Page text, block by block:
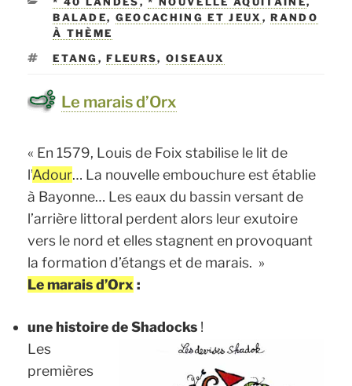
BALADE, GEOCACHING ET JEUX ,RANDO
À THÈME
ÉTIQUETTES
ETANG ,FLEURS,OISEAUX
Le marais d’Orx
« En 1579, Louis de Foix stabilise le lit de
l’Adour… La nouvelle embouchure est établie
à Bayonne… Les eaux du bassin versant de
l’arrière littoral perdent alors leur exutoire
vers le nord et elles stagnent en provoquant
la formation d’étangs et de marais. »
Le marais d’Orx :
une histoire de Shadocks !
Les
premières